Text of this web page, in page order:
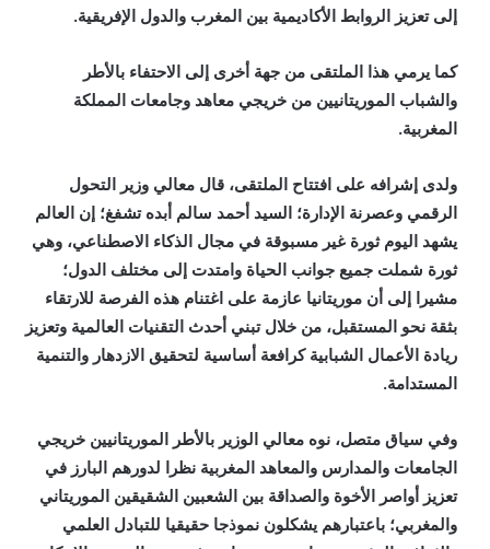
إلى تعزيز الروابط الأكاديمية بين المغرب والدول الإفريقية.
كما يرمي هذا الملتقى من جهة أخرى إلى الاحتفاء بالأطر
والشباب الموريتانيين من خريجي معاهد وجامعات المملكة
المغربية.
ولدى إشرافه على افتتاح الملتقى، قال معالي وزير التحول
الرقمي وعصرنة الإدارة؛ السيد أحمد سالم أبده تشفغ؛ إن العالم
يشهد اليوم ثورة غير مسبوقة في مجال الذكاء الاصطناعي، وهي
ثورة شملت جميع جوانب الحياة وامتدت إلى مختلف الدول؛
مشيرا إلى أن موريتانيا عازمة على اغتنام هذه الفرصة للارتقاء
بثقة نحو المستقبل، من خلال تبني أحدث التقنيات العالمية وتعزيز
ريادة الأعمال الشبابية كرافعة أساسية لتحقيق الازدهار والتنمية
المستدامة.
وفي سياق متصل، نوه معالي الوزير بالأطر الموريتانيين خريجي
الجامعات والمدارس والمعاهد المغربية نظرا لدورهم البارز في
تعزيز أواصر الأخوة والصداقة بين الشعبين الشقيقين الموريتاني
والمغربي؛ باعتبارهم يشكلون نموذجا حقيقيا للتبادل العلمي